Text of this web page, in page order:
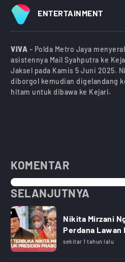
ENTERTAINMENT
VIVA – Polda Metro Jaya
asistennya Mail Syahputra ke
Jaksel pada Kamis 5 Juni 2025.
diborgol kemudian digelandang
hitam untuk dibawa ke Kejari.
KOMENTAR
SELANJUTNYA
Nikita Mirzani
Perdana Lawan
sekitar 1 tahun lalu